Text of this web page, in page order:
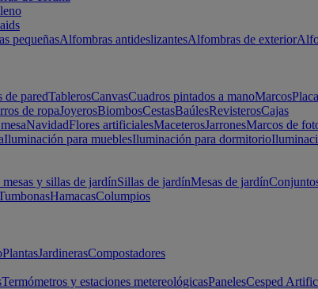
pequeñasAlfombras antideslizantesAlfombras de exterior
de paredTablerosCanvasCuadros pintados a manoMarcos
de ropaJoyerosBiombosCestasBaúlesRevisterosCajas
NavidadFlores artificialesMaceterosJarronesMarcos de
Iluminación para mueblesIluminación para dormitorio
y sillas de jardínSillas de jardínMesas de jardín
HamacasColumpios
PlantasJardinerasCompostadores
Termómetros y estaciones metereológicasPanelesCesped